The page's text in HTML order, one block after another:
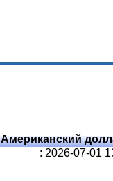
Американский
: 2026-07-01